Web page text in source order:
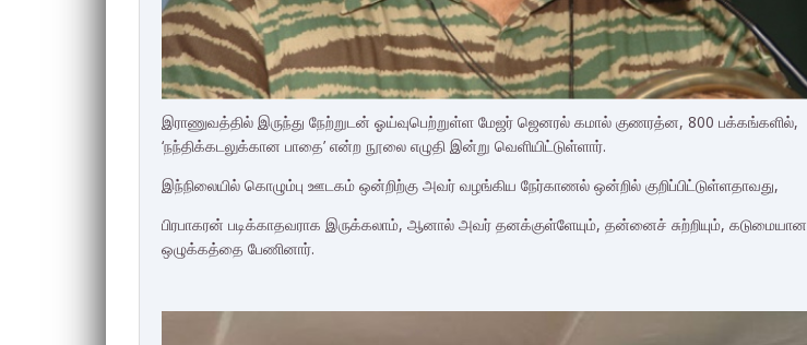
இராணுவத்தில் இருந்து நேற்றுடன் ஓய்வுபெற்றுள்ள மேஜர் ஜெனரல் கமால் குணரத்ன, 800 பக்கங்களில்,
‘நந்திக்கடலுக்கான பாதை’ என்ற நூலை எழுதி இன்று வெளியிட்டுள்ளார்.
இந்நிலையில் கொழும்பு ஊடகம் ஒன்றிற்கு அவர் வழங்கிய நேர்காணல் ஒன்றில் குறிப்பிட்டுள்ளதாவது,
பிரபாகரன் படிக்காதவராக இருக்கலாம், ஆனால் அவர் தனக்குள்ளேயும், தன்னைச் சுற்றியும், கடுமையான
ஒழுக்கத்தை பேணினார்.